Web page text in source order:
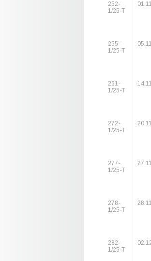
252-
1/25-Т
255-
1/25-Т
261-
1/25-Т
272-
1/25-Т
277-
1/25-Т
278-
1/25-Т
282-
1/25-Т